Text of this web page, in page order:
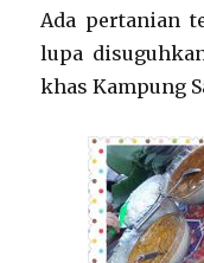
Ada pertanian
lupa
khas Kampung